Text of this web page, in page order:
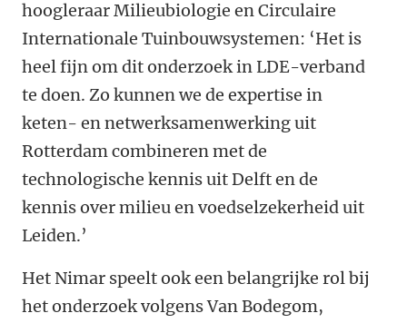
hoogleraar Milieubiologie en Circulaire
Internationale Tuinbouwsystemen: ‘Het is
heel fijn om dit onderzoek in LDE-verband
te doen. Zo kunnen we de expertise in
keten- en netwerksamenwerking uit
Rotterdam combineren met de
technologische kennis uit Delft en de
kennis over milieu en voedselzekerheid uit
Leiden.’
Het Nimar speelt ook een belangrijke rol bij
het onderzoek volgens Van Bodegom,